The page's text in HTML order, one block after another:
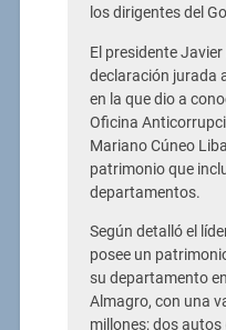
los dirigentes del
El presidente
declaración jurada
en la que dio a
Oficina
Mariano Cúneo
patrimonio que
departamentos.
Según detalló el
posee un
su departamento
Almagro, con una
millones; dos autos